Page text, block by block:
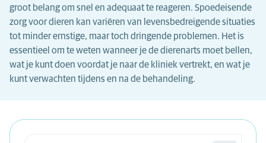
groot belang om snel en adequaat te reageren. Spoedeisende
zorg voor dieren kan variëren van levensbedreigende situaties
tot minder ernstige, maar toch dringende problemen. Het is
essentieel om te weten wanneer je de dierenarts moet bellen,
wat je kunt doen voordat je naar de kliniek vertrekt, en wat je
kunt verwachten tijdens en na de behandeling.